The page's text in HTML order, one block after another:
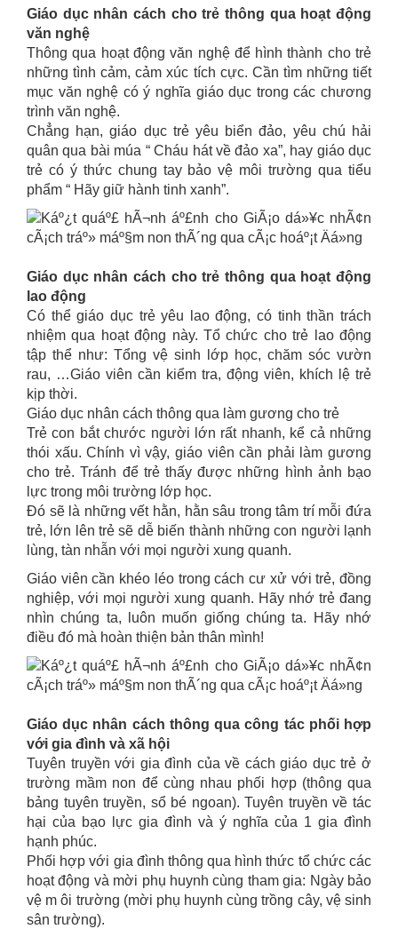
Giáo dục nhân cách cho trẻ thông qua hoạt động
văn nghệ
Thông qua hoạt động văn nghệ để hình thành cho trẻ
những tình cảm, cảm xúc tích cực. Cần tìm những tiết
mục văn nghệ có ý nghĩa giáo dục trong các chương
trình văn nghệ.
Chẳng hạn, giáo dục trẻ yêu biển đảo, yêu chú hải
quân qua bài múa “ Cháu hát về đảo xa”, hay giáo dục
trẻ có ý thức chung tay bảo vệ môi trường qua tiểu
phẩm “ Hãy giữ hành tinh xanh”.
Giáo dục nhân cách cho trẻ thông qua hoạt động
lao động
Có thể giáo dục trẻ yêu lao động, có tinh thần trách
nhiệm qua hoạt động này. Tổ chức cho trẻ lao động
tập thể như: Tổng vệ sinh lớp học, chăm sóc vườn
rau, …Giáo viên cần kiểm tra, động viên, khích lệ trẻ
kịp thời.
Giáo dục nhân cách thông qua làm gương cho trẻ
Trẻ con bắt chước người lớn rất nhanh, kể cả những
thói xấu. Chính vì vậy, giáo viên cần phải làm gương
cho trẻ. Tránh để trẻ thấy được những hình ảnh bạo
lực trong môi trường lớp học.
Đó sẽ là những vết hằn, hằn sâu trong tâm trí mỗi đứa
trẻ, lớn lên trẻ sẽ dễ biến thành những con người lạnh
lùng, tàn nhẫn với mọi người xung quanh.
Giáo viên cần khéo léo trong cách cư xử với trẻ, đồng
nghiệp, với mọi người xung quanh. Hãy nhớ trẻ đang
nhìn chúng ta, luôn muốn giống chúng ta. Hãy nhớ
điều đó mà hoàn thiện bản thân mình!
Giáo dục nhân cách thông qua công tác phối hợp
với gia đình và xã hội
Tuyên truyền với gia đình của về cách giáo dục trẻ ở
trường mầm non để cùng nhau phối hợp (thông qua
bảng tuyên truyền, sổ bé ngoan). Tuyên truyền về tác
hại của bạo lực gia đình và ý nghĩa của 1 gia đình
hạnh phúc.
Phối hợp với gia đình thông qua hình thức tổ chức các
hoạt động và mời phụ huynh cùng tham gia: Ngày bảo
vệ m ôi trường (mời phụ huynh cùng trồng cây, vệ sinh
sân trường).